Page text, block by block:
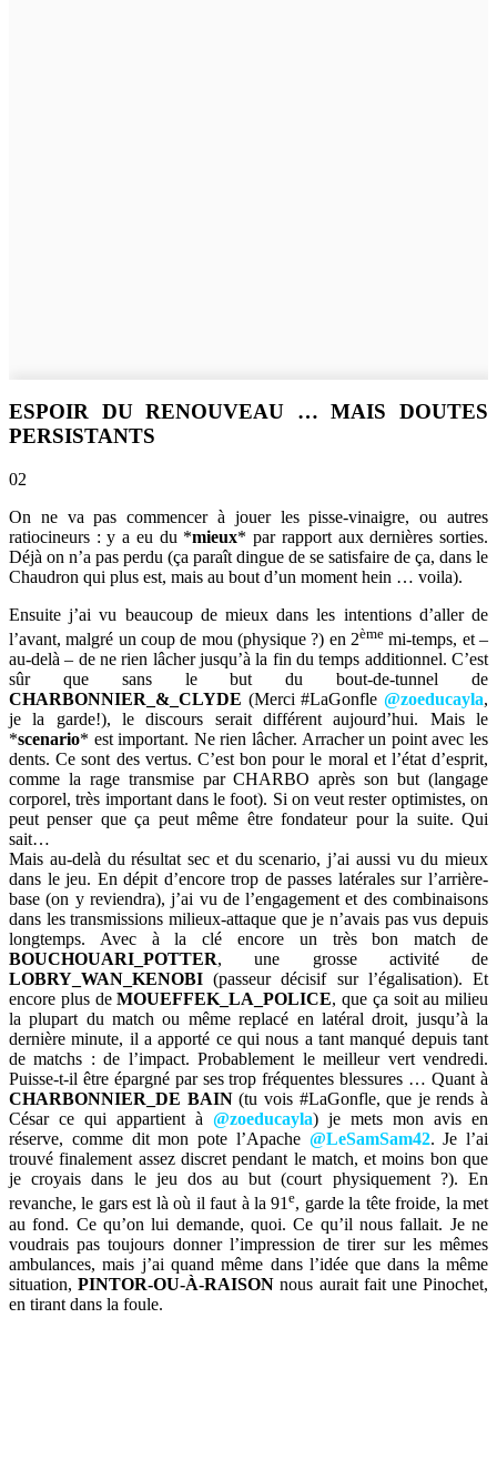
ESPOIR DU RENOUVEAU … MAIS DOUTES
PERSISTANTS
02
On ne va pas commencer à jouer les pisse-vinaigre, ou autres
ratiocineurs : y a eu du *mieux* par rapport aux dernières sorties.
Déjà on n’a pas perdu (ça paraît dingue de se satisfaire de ça, dans le
Chaudron qui plus est, mais au bout d’un moment hein … voila).
Ensuite j’ai vu beaucoup de mieux dans les intentions d’aller de
l’avant, malgré un coup de mou (physique ?) en 2ème mi-temps, et –
au-delà – de ne rien lâcher jusqu’à la fin du temps additionnel. C’est
sûr que sans le but du bout-de-tunnel de
CHARBONNIER_&_CLYDE (Merci #LaGonfle @zoeducayla,
je la garde!), le discours serait différent aujourd’hui. Mais le
*scenario* est important. Ne rien lâcher. Arracher un point avec les
dents. Ce sont des vertus. C’est bon pour le moral et l’état d’esprit,
comme la rage transmise par CHARBO après son but (langage
corporel, très important dans le foot). Si on veut rester optimistes, on
peut penser que ça peut même être fondateur pour la suite. Qui
sait…
Mais au-delà du résultat sec et du scenario, j’ai aussi vu du mieux
dans le jeu. En dépit d’encore trop de passes latérales sur l’arrière-
base (on y reviendra), j’ai vu de l’engagement et des combinaisons
dans les transmissions milieux-attaque que je n’avais pas vus depuis
longtemps. Avec à la clé encore un très bon match de
BOUCHOUARI_POTTER, une grosse activité de
LOBRY_WAN_KENOBI (passeur décisif sur l’égalisation). Et
encore plus deMOUEFFEK_LA_POLICE, que ça soit au milieu
la plupart du match ou même replacé en latéral droit, jusqu’à la
dernière minute, il a apporté ce qui nous a tant manqué depuis tant
de matchs : de l’impact. Probablement le meilleur vert vendredi.
Puisse-t-il être épargné par ses trop fréquentes blessures … Quant à
CHARBONNIER_DE BAIN(tu vois #LaGonfle, que je rends à
César ce qui appartient à @zoeducayla) je mets mon avis en
réserve, comme dit mon pote l’Apache @LeSamSam42. Je l’ai
trouvé finalement assez discret pendant le match, et moins bon que
je croyais dans le jeu dos au but (court physiquement ?). En
revanche, le gars est là où il faut à la 91e, garde la tête froide, la met
au fond. Ce qu’on lui demande, quoi. Ce qu’il nous fallait. Je ne
voudrais pas toujours donner l’impression de tirer sur les mêmes
ambulances, mais j’ai quand même dans l’idée que dans la même
situation,PINTOR-OU-À-RAISON nous aurait fait une Pinochet,
en tirant dans la foule.